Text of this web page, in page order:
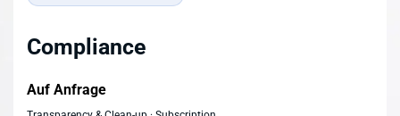
Compliance
Auf Anfrage